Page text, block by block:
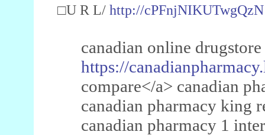
□U R L/ http://cPFnjNIKUTwgQzN
canadian online
https://
compare</a> canadian
canadian pharmacy king
canadian pharmacy 1